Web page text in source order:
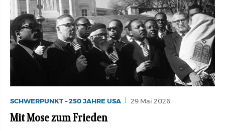
SCHWERPUNKT – 250 JAHRE USA 29.Mai 2026
Mit Mose zum Frieden